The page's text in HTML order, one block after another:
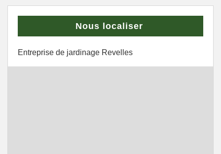
Nous localiser
Entreprise de jardinage Revelles